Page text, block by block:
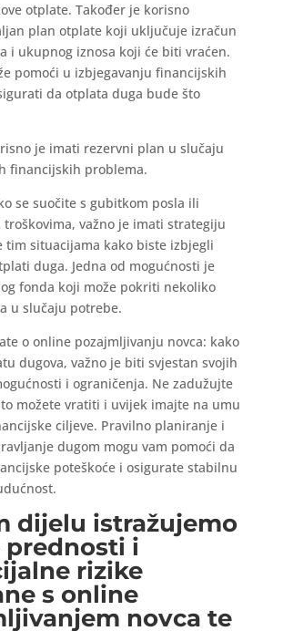
otplate. Također je korisno
plan otplate koji uključuje izračun
i ukupnog iznosa koji će biti vraćen.
pomoći u izbjegavanju financijskih
da otplata duga bude što
je imati rezervni plan u slučaju
financijskih problema.
se suočite s gubitkom posla ili
troškovima, važno je imati strategiju
tim situacijama kako biste izbjegli
duga. Jedna od mogućnosti je
fonda koji može pokriti nekoliko
u slučaju potrebe.
o online pozajmljivanju novca: kako
dugova, važno je biti svjestan svojih
i ograničenja. Ne zadužujte
možete vratiti i uvijek imajte na umu
ciljeve. Pravilno planiranje i
dugom mogu vam pomoći da
poteškoće i osigurate stabilnu
dijelu istražujemo
prednosti i
rizike
s online
novca te